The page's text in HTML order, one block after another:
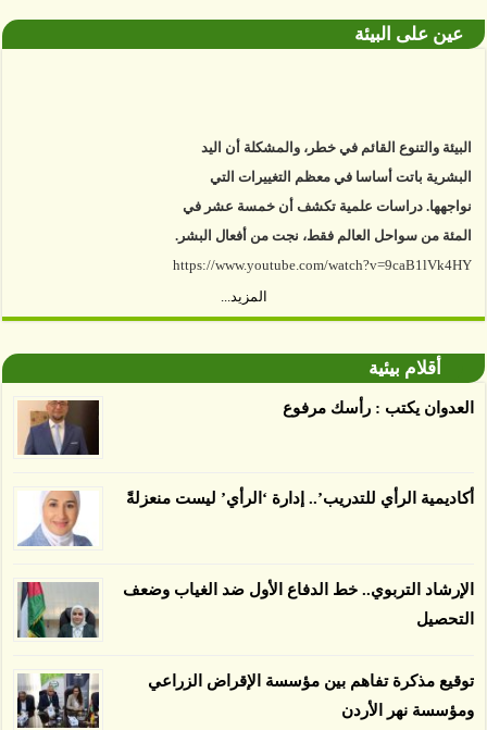
عين على البيئة
البشرية باتت أساسا في معظم التغييرات التي
نواجهها. دراسات علمية تكشف أن خمسة عشر في
المئة من سواحل العالم فقط، نجت من أفعال البشر.
https://www.youtube.com/watch?v=9caB1lVk4HY
توصل العلماء إلى أن غابات زيت النخيل التي تم
اعتمادها على أنها مستدامة تدمرت بشكل أسرع من
الأرض غير المعتمدة، وذلك حسب دراسة كشفت
الغطاء عن أي ادعاءات تقول بأن الزيت يمكن ألا
يسبب الدمار. وكشفت الدراسة فقدان المناطق
بينما فقدت المناطق غير المعتمدة 34 في المئة، وفقاً
المزيد...
أقلام بيئية
العدوان يكتب : رأسك مرفوع
أكاديمية الرأي للتدريب’.. إدارة ‘الرأي’ ليست منعزلةً
الإرشاد التربوي.. خط الدفاع الأول ضد الغياب وضعف
التحصيل
توقيع مذكرة تفاهم بين مؤسسة الإقراض الزراعي
ومؤسسة نهر الأردن